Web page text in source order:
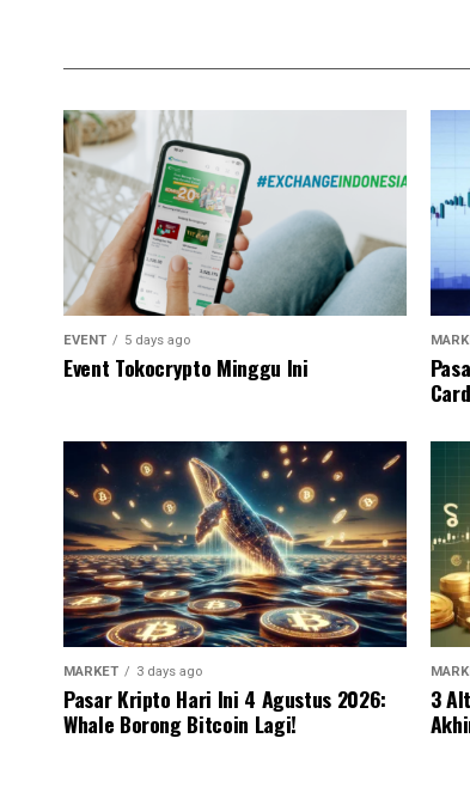
EVENT 5 days ago
Event Tokocrypto Minggu Ini
MARKET 3 days ago
Pasar Kripto Hari Ini 4 Agustus 2026:
Whale Borong Bitcoin Lagi!
3